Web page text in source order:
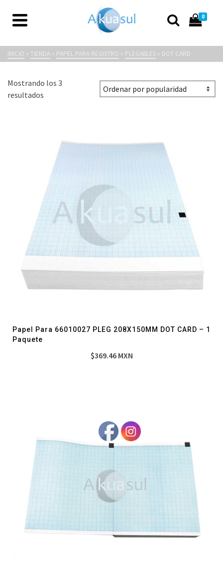
0
INICIO » TIENDA » PAPEL PARA REGISTRO » PLEGABLES » DOT CARD
Mostrando los 3
resultados
Papel Para 66010027 PLEG 208X150MM DOT CARD – 1
Paquete
$369.46MXN